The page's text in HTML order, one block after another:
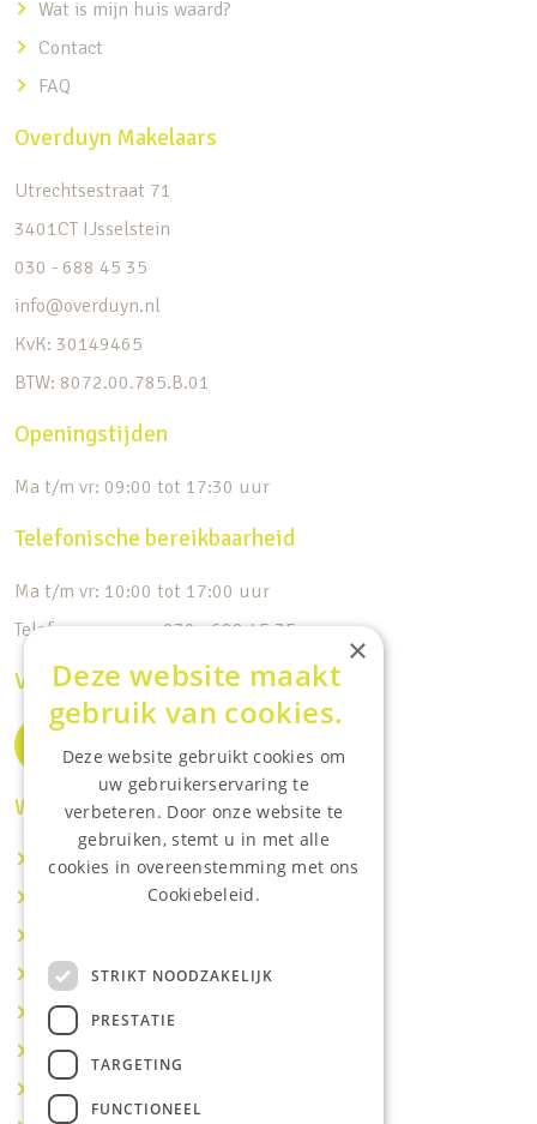
Wat is mijn huis waard?
Contact
FAQ
Overduyn Makelaars
Utrechtsestraat 71
3401CT IJsselstein
030 - 688 45 35
info@overduyn.nl
KvK: 30149465
BTW: 8072.00.785.B.01
Openingstijden
Ma t/m vr: 09:00 tot 17:30 uur
Telefonische bereikbaarheid
Ma t/m vr: 10:00 tot 17:00 uur
Telefoonnummer: 030 - 688 45 35
Volg ons op de socials
Waar wij o.a actief zijn:
Makelaar IJsselstein
Makelaar Utrecht
Makelaar Houten
Makelaar Vianen
Makelaar Maarssen
Makelaar Lopik
×
Deze website maakt
gebruik van cookies.
Deze website gebruikt cookies om
uw gebruikerservaring te
verbeteren. Door onze website te
gebruiken, stemt u in met alle
cookies in overeenstemming met ons
Cookiebeleid.
STRIKT NOODZAKELIJK
PRESTATIE
TARGETING
FUNCTIONEEL